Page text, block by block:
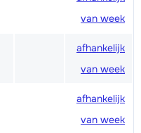
van week
afhankelijk
van week
afhankelijk
van week